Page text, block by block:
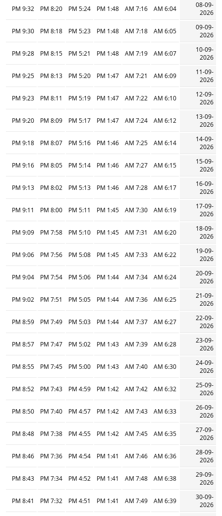
08-09-
2026
6:04 AM
7:16 AM
1:48 PM
5:24 PM
8:20 PM
9:32 PM
09-09-
2026
6:05 AM
7:18 AM
1:48 PM
5:23 PM
8:18 PM
9:30 PM
10-09-
2026
6:07 AM
7:19 AM
1:48 PM
5:21 PM
8:15 PM
9:28 PM
11-09-
2026
6:09 AM
7:21 AM
1:47 PM
5:20 PM
8:13 PM
9:25 PM
12-09-
2026
6:10 AM
7:22 AM
1:47 PM
5:19 PM
8:11 PM
9:23 PM
13-09-
2026
6:12 AM
7:24 AM
1:47 PM
5:17 PM
8:09 PM
9:20 PM
14-09-
2026
6:14 AM
7:25 AM
1:46 PM
5:16 PM
8:07 PM
9:18 PM
15-09-
2026
6:15 AM
7:27 AM
1:46 PM
5:14 PM
8:05 PM
9:16 PM
16-09-
2026
6:17 AM
7:28 AM
1:46 PM
5:13 PM
8:02 PM
9:13 PM
17-09-
2026
6:19 AM
7:30 AM
1:45 PM
5:11 PM
8:00 PM
9:11 PM
18-09-
2026
6:20 AM
7:31 AM
1:45 PM
5:10 PM
7:58 PM
9:09 PM
19-09-
2026
6:22 AM
7:33 AM
1:45 PM
5:08 PM
7:56 PM
9:06 PM
20-09-
2026
6:24 AM
7:34 AM
1:44 PM
5:06 PM
7:54 PM
9:04 PM
21-09-
2026
6:25 AM
7:36 AM
1:44 PM
5:05 PM
7:51 PM
9:02 PM
22-09-
2026
6:27 AM
7:37 AM
1:44 PM
5:03 PM
7:49 PM
8:59 PM
23-09-
2026
6:28 AM
7:39 AM
1:43 PM
5:02 PM
7:47 PM
8:57 PM
24-09-
2026
6:30 AM
7:40 AM
1:43 PM
5:00 PM
7:45 PM
8:55 PM
25-09-
2026
6:32 AM
7:42 AM
1:42 PM
4:59 PM
7:43 PM
8:52 PM
26-09-
2026
6:33 AM
7:43 AM
1:42 PM
4:57 PM
7:40 PM
8:50 PM
27-09-
2026
6:35 AM
7:45 AM
1:42 PM
4:55 PM
7:38 PM
8:48 PM
28-09-
2026
6:36 AM
7:46 AM
1:41 PM
4:54 PM
7:36 PM
8:46 PM
29-09-
2026
6:38 AM
7:48 AM
1:41 PM
4:52 PM
7:34 PM
8:43 PM
30-09-
2026
6:39 AM
7:49 AM
1:41 PM
4:51 PM
7:32 PM
8:41 PM